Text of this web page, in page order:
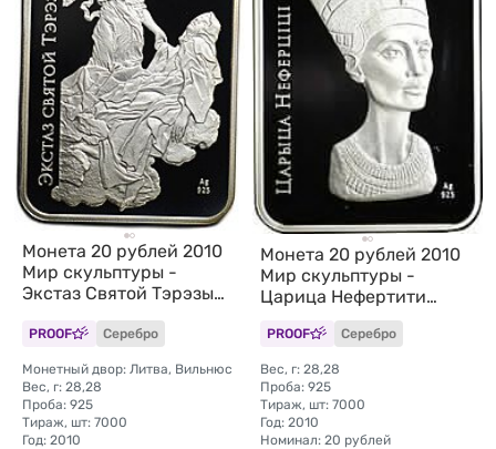
Монета 20 рублей 2010
Мир скульптуры -
Экстаз Святой Тэрэзы
PROOF Серебро
Монетный двор: Литва, Вильнюс
Вес, г: 28,28
Проба: 925
Тираж, шт: 7000
Год: 2010
Монета 20 рублей 2010
Мир скульптуры -
Царица Нефертити
Беларусь
PROOF Серебро
Вес, г: 28,28
Проба: 925
Тираж, шт: 7000
Год: 2010
Номинал: 20 рублей